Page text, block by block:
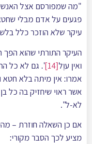
"מה שמפורסם אצל
פגעים על אדם מבלי
עיקר שלא הוזכר כלל
העיקר התורתי שהוא
ואין עוֶל[14]
'. גם לא כל
אמרו: אין מיתה בלא חטא
אשר ראוי שיחזיק בה כל
לא-ל".
אם כן השאלה חוזרת –
מציע לכך הסבר מקורי: